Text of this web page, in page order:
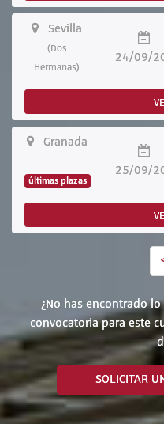
Sevilla
(Dos
Hermanas)
24/09/
Granada
últimas plazas
25/09/
¿No has encontrado
convocatoria para este
SOLICITAR